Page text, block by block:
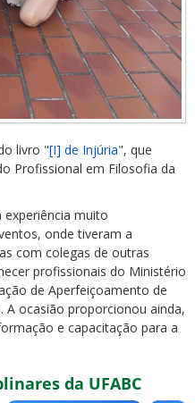
livro "[I] de Injúria", que
Profissional em Filosofia da
muito
onde tiveram a
com colegas de outras
profissionais do Ministério
de Aperfeiçoamento de
A ocasião proporcionou ainda,
e capacitação para a
da UFABC